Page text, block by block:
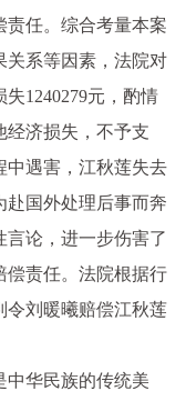
责任。综合考量本案
关系等因素，法院对
1240279元，酌情
经济损失，不予支
中遇害，江秋莲失去
赴国外处理后事而奔
论，进一步伤害了
偿责任。法院根据行
令刘暖曦赔偿江秋莲
中华民族的传统美